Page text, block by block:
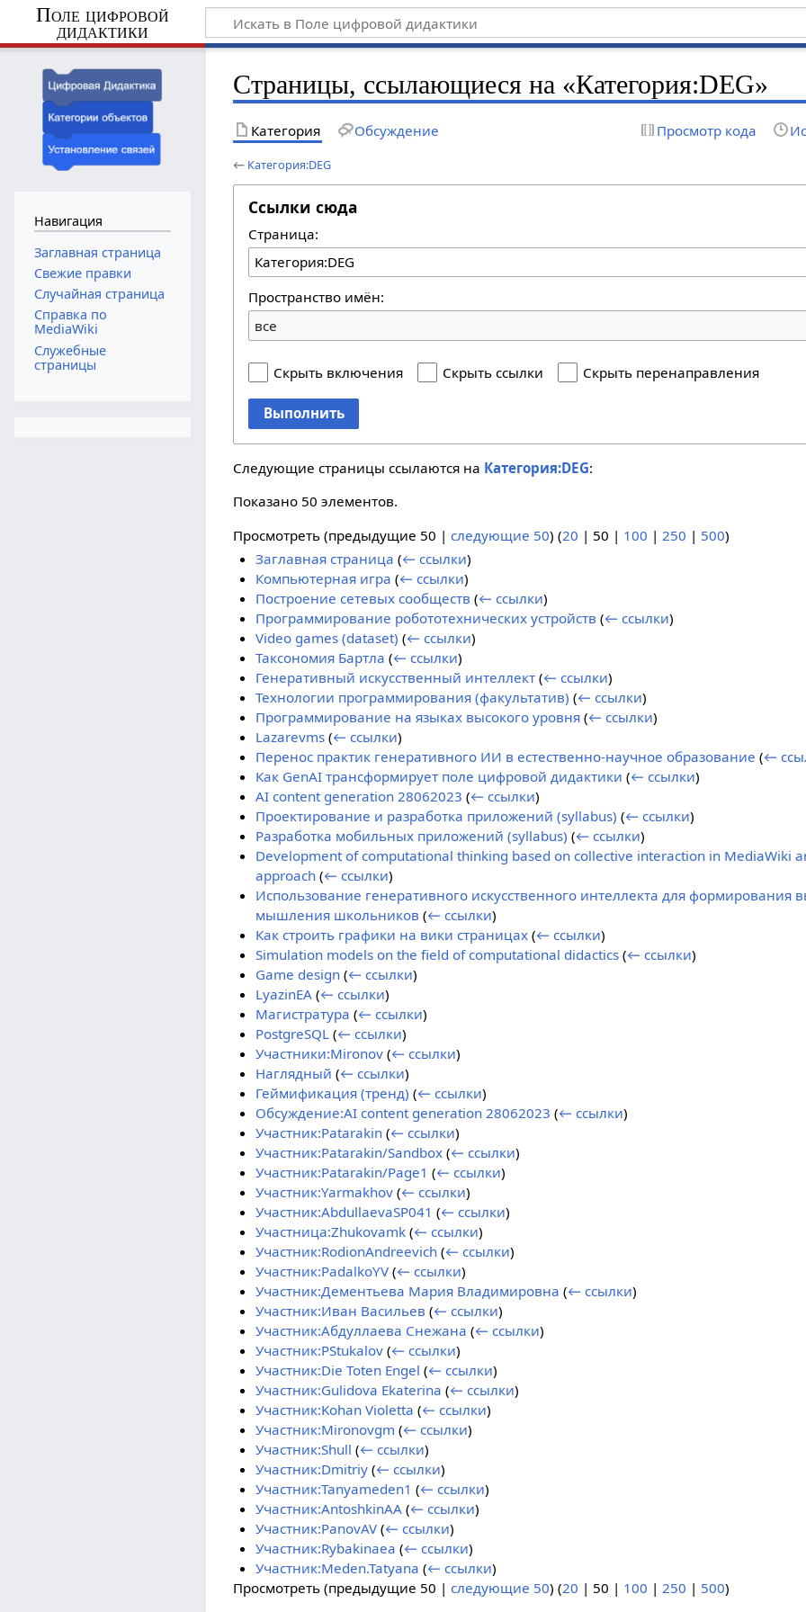
Поле цифровой
дидактики
Страницы, ссылающиеся на «Категория:DEG»
Категория Обсуждение Просмотр кода
← Категория:DEG
Ссылки сюда
Страница:
Пространство имён:
все
Скрыть включения Скрыть ссылки Скрыть перенаправления
Выполнить
Следующие страницы ссылаются на Категория:DEG:
Показано 50 элементов.
Просмотреть (предыдущие 50 |следующие 50) (20 | 50 | 100 | 250 | 500)
Заглавная страница (← ссылки)
Компьютерная игра (← ссылки)
Построение сетевых сообществ (← ссылки)
Программирование робототехнических устройств (← ссылки)
Video games (dataset) (← ссылки)
Таксономия Бартла (← ссылки)
Генеративный искусственный интеллект (← ссылки)
Технологии программирования (факультатив) (← ссылки)
Программирование на языках высокого уровня (← ссылки)
Lazarevms (← ссылки)
Перенос практик генеративного ИИ в естественно-научное образование (←
Как GenAI трансформирует поле цифровой дидактики (← ссылки)
AI content generation 28062023 (← ссылки)
Проектирование и разработка приложений (syllabus) (← ссылки)
Разработка мобильных приложений (syllabus) (← ссылки)
Development of computational thinking based on collective interaction in MediaWiki
approach (← ссылки)
Использование генеративного искусственного интеллекта для формирования
мышления школьников (← ссылки)
Как строить графики на вики страницах (← ссылки)
Simulation models on the field of computational didactics (← ссылки)
Game design (← ссылки)
LyazinEA (← ссылки)
Магистратура (← ссылки)
PostgreSQL (← ссылки)
Участники:Mironov (← ссылки)
Наглядный (← ссылки)
Геймификация (тренд) (← ссылки)
Обсуждение:AI content generation 28062023 (← ссылки)
Участник:Patarakin (← ссылки)
Участник:Patarakin/Sandbox (← ссылки)
Участник:Patarakin/Page1 (← ссылки)
Участник:Yarmakhov (← ссылки)
Участник:AbdullaevaSP041 (← ссылки)
Участница:Zhukovamk (← ссылки)
Участник:RodionAndreevich (← ссылки)
Участник:PadalkoYV (← ссылки)
Участник:Дементьева Мария Владимировна (← ссылки)
Участник:Иван Васильев (← ссылки)
Участник:Абдуллаева Снежана (← ссылки)
Участник:PStukalov (← ссылки)
Участник:Die Toten Engel (← ссылки)
Участник:Gulidova Ekaterina (← ссылки)
Участник:Kohan Violetta (← ссылки)
Участник:Mironovgm (← ссылки)
Участник:Shull (← ссылки)
Участник:Dmitriy (← ссылки)
Участник:Tanyameden1 (← ссылки)
Участник:AntoshkinAA (← ссылки)
Участник:PanovAV (← ссылки)
Участник:Rybakinaea (← ссылки)
Участник:Meden.Tatyana (← ссылки)
Просмотреть (предыдущие 50 |следующие 50) (20 | 50 | 100 |250 | 500)
Навигация
Заглавная страница
Свежие правки
Случайная страница
Справка по
MediaWiki
Служебные
страницы